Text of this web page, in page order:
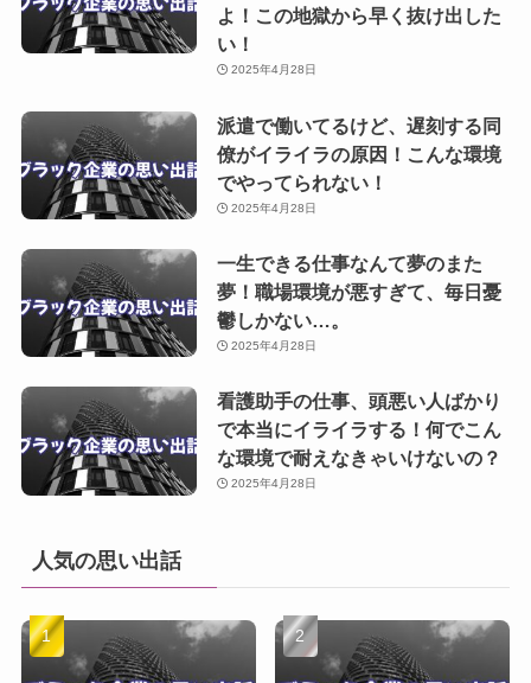
よ！この地獄から早く抜け出した
い！
2025年4月28日
派遣で働いてるけど、遅刻する同
僚がイライラの原因！こんな環境
でやってられない！
2025年4月28日
一生できる仕事なんて夢のまた
夢！職場環境が悪すぎて、毎日憂
鬱しかない…。
2025年4月28日
看護助手の仕事、頭悪い人ばかり
で本当にイライラする！何でこん
な環境で耐えなきゃいけないの？
2025年4月28日
人気の思い出話